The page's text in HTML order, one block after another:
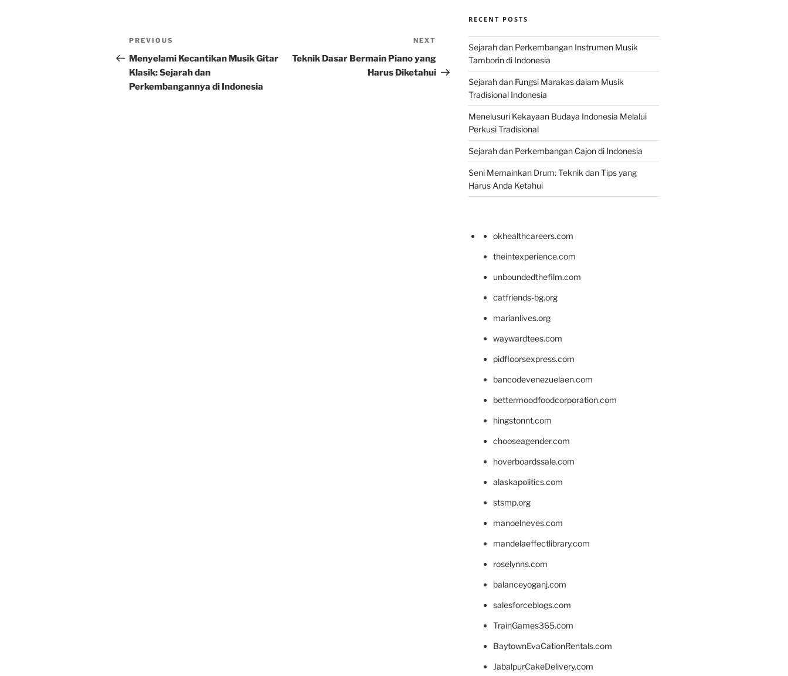
Post
navigation
Previous
Post
PREVIOUS
Menyelami Kecantikan Musik Gitar
Klasik: Sejarah dan
Perkembangannya di Indonesia
Post
NEXT
Teknik Dasar Bermain Piano yang
Harus Diketahui
RECENT POSTS
Sejarah dan Perkembangan Instrumen Musik
Tamborin di Indonesia
Sejarah dan Fungsi Marakas dalam Musik
Tradisional Indonesia
Menelusuri Kekayaan Budaya Indonesia Melalui
Perkusi Tradisional
Sejarah dan Perkembangan Cajon di Indonesia
Seni Memainkan Drum: Teknik dan Tips yang
Harus Anda Ketahui
okhealthcareers.com
theintexperience.com
unboundedthefilm.com
catfriends-bg.org
marianlives.org
waywardtees.com
pidfloorsexpress.com
bancodevenezuelaen.com
bettermoodfoodcorporation.com
hingstonnt.com
chooseagender.com
hoverboardssale.com
alaskapolitics.com
stsmp.org
manoelneves.com
mandelaeffectlibrary.com
roselynns.com
balanceyoganj.com
salesforceblogs.com
TrainGames365.com
BaytownEvaCationRentals.com
JabalpurCakeDelivery.com